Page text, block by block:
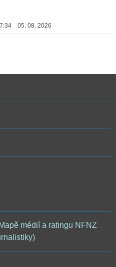
05. 08. 2026
médií a ratingu NFNZ